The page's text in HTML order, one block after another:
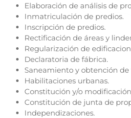
Elaboración de análisis de
Inmatriculación de predios.
Inscripción de predios.
Rectificación de áreas y
Regularización de
Declaratoria de fábrica.
Saneamiento y obtención
Habilitaciones urbanas.
Constitución y/o
Constitución de junta de
Independizaciones.